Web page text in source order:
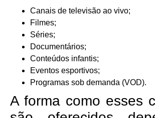
Canais de televisão ao vivo;
Filmes;
Séries;
Documentários;
Conteúdos infantis;
Eventos esportivos;
Programas sob demanda (VOD).
A forma como esses